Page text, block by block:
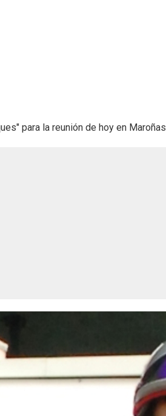
para la reunión de hoy en Maroñas